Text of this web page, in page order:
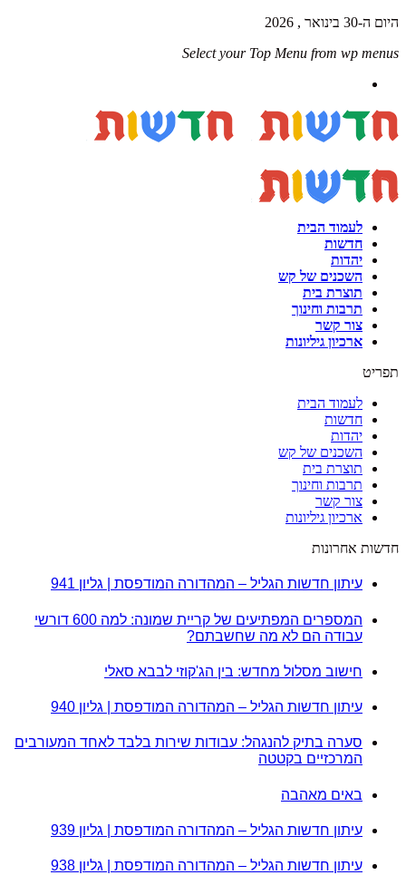
היום ה-30 בינואר , 2026
Select your Top Menu from wp menus
לעמוד הבית
חדשות
יהדות
השכנים של קש
תוצרת בית
תרבות וחינוך
צור קשר
ארכיון גיליונות
תפריט
לעמוד הבית
חדשות
יהדות
השכנים של קש
תוצרת בית
תרבות וחינוך
צור קשר
ארכיון גיליונות
חדשות אחרונות
עיתון חדשות הגליל – המהדורה המודפסת | גליון 941
המספרים המפתיעים של קריית שמונה: למה 600 דורשי
עבודה הם לא מה שחשבתם?
חישוב מסלול מחדש: בין הג'קוזי לבבא סאלי
עיתון חדשות הגליל – המהדורה המודפסת | גליון 940
סערה בתיק להנגהל: עבודות שירות בלבד לאחד המעורבים
המרכזיים בקטטה
באים מאהבה
עיתון חדשות הגליל – המהדורה המודפסת | גליון 939
עיתון חדשות הגליל – המהדורה המודפסת | גליון 938